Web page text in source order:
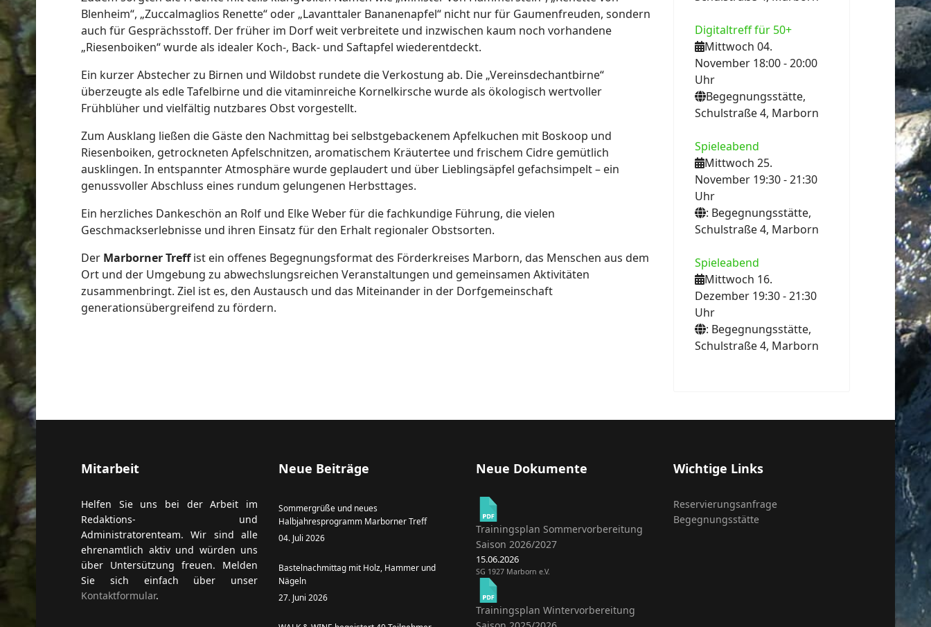
Blenheim“, „Zuccalmaglios Renette“ oder „Lavanttaler Bananenapfel“ nicht nur für Gaumenfreuden, sondern
auch für Gesprächsstoff. Der früher im Dorf weit verbreitete und inzwischen kaum noch vorhandene
„Riesenboiken“ wurde als idealer Koch-, Back- und Saftapfel wiederentdeckt.
Ein kurzer Abstecher zu Birnen und Wildobst rundete die Verkostung ab. Die „Vereinsdechantbirne“
überzeugte als edle Tafelbirne und die vitaminreiche Kornelkirsche wurde als ökologisch wertvoller
Frühblüher und vielfältig nutzbares Obst vorgestellt.
Zum Ausklang ließen die Gäste den Nachmittag bei selbstgebackenem Apfelkuchen mit Boskoop und
Riesenboiken, getrockneten Apfelschnitzen, aromatischem Kräutertee und frischem Cidre gemütlich
ausklingen. In entspannter Atmosphäre wurde geplaudert und über Lieblingsäpfel gefachsimpelt – ein
genussvoller Abschluss eines rundum gelungenen Herbsttages.
Ein herzliches Dankeschön an Rolf und Elke Weber für die fachkundige Führung, die vielen
Geschmackserlebnisse und ihren Einsatz für den Erhalt regionaler Obstsorten.
Der Marborner Treffist ein offenes Begegnungsformat des Förderkreises Marborn, das Menschen aus dem
Ort und der Umgebung zu abwechslungsreichen Veranstaltungen und gemeinsamen Aktivitäten
zusammenbringt. Ziel ist es, den Austausch und das Miteinander in der Dorfgemeinschaft
generationsübergreifend zu fördern.
Digitaltreff für 50+
Mittwoch 04.
November 18:00- 20:00
Uhr
Begegnungsstätte,
Schulstraße 4, Marborn
Spieleabend
Mittwoch 25.
November 19:30- 21:30
Uhr
: Begegnungsstätte,
Schulstraße 4, Marborn
Spieleabend
Mittwoch 16.
Dezember 19:30- 21:30
Uhr
: Begegnungsstätte,
Schulstraße 4, Marborn
Mitarbeit
Helfen Sie uns bei der Arbeit im
Redaktions- und
Administratorenteam. Wir sind alle
ehrenamtlich aktiv und würden uns
über Untersützung freuen. Melden
Sie sich einfach über unser
Kontaktformular.
Neue Beiträge
Sommergrüße und neues
Halbjahresprogramm Marborner Treff
04. Juli 2026
Bastelnachmittag mit Holz, Hammer und
Nägeln
27. Juni 2026
Neue Dokumente
Trainingsplan Sommervorbereitung
Saison 2026/2027
15.06.2026
SG 1927 Marborn e.V.
Trainingsplan Wintervorbereitung
Wichtige Links
Reservierungsanfrage
Begegnungsstätte